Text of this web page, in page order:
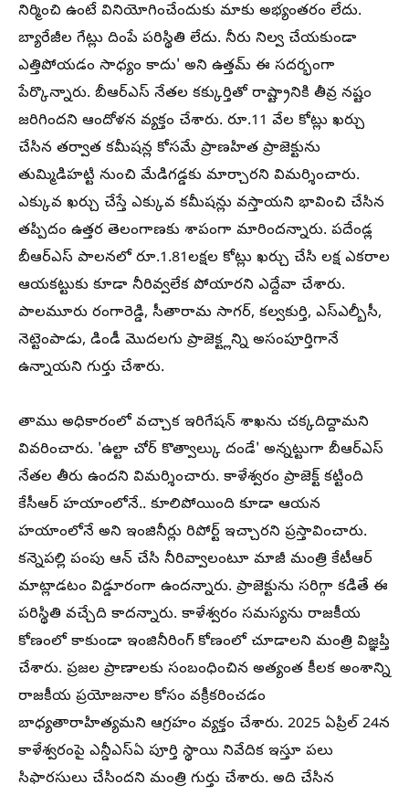
నిర్మించి ఉంటే వినియోగించేందుకు మాకు అభ్యంతరం లేదు.
బ్యారేజీల గేట్లు దింపే పరిస్థితి లేదు. నీరు నిల్వ చేయకుండా
ఎత్తిపోయడం సాధ్యం కాదు' అని ఉత్తమ్ ఈ సదర్భంగా
పేర్కొన్నారు. బీఆర్ఎస్ నేతల కక్కుర్తితో రాష్ట్రానికి తీవ్ర నష్టం
జరిగిందని ఆందోళన వ్యక్తం చేశారు. రూ.11 వేల కోట్లు ఖర్చు
చేసిన తర్వాత కమీషన్ల కోసమే ప్రాణహిత ప్రాజెక్టును
తుమ్మిడిహట్టి నుంచి మేడిగడ్డకు మార్చారని విమర్శించారు.
ఎక్కువ ఖర్చు చేస్తే ఎక్కువ కమీషన్లు వస్తాయని భావించి చేసిన
తప్పిదం ఉత్తర తెలంగాణకు శాపంగా మారిందన్నారు. పదేండ్ల
బీఆర్ఎస్ పాలనలో రూ.1.81లక్షల కోట్లు ఖర్చు చేసి లక్ష‍ ఎకరాల
ఆయకట్టుకు కూడా నీరివ్వలేక పోయారని ఎద్దేవా చేశారు.
పాలమూరు రంగారెడ్డి, సీతారామ సాగర్, కల్వకుర్తి, ఎస్ఎల్బీసీ,
నెట్టెంపాడు, డిండీ మొదలగు ప్రాజెక్ట్లన్ని అసంపూర్తిగానే
ఉన్నాయని గుర్తు చేశారు.
తాము అధికారంలో వచ్చాక ఇరిగేషన్ శాఖను చక్కదిద్దామని
వివరించారు. 'ఉల్టా చోర్ కొత్వాల్కు దండే' అన్నట్టుగా బీఆర్ఎస్
నేతల తీరు ఉందని విమర్శించారు. కాళేశ్వరం ప్రాజెక్ట్ కట్టింది
కేసీఆర్ హయాంలోనే.. కూలిపోయింది కూడా ఆయన
హయాంలోనే అని ఇంజినీర్లు రిపోర్ట్ ఇచ్చారని ప్రస్తావించారు.
కన్నెపల్లి పంపు ఆన్ చేసి నీరివ్వాలంటూ మాజీ మంత్రి కేటీఆర్
మాట్లాడటం విడ్డూరంగా ఉందన్నారు. ప్రాజెక్టును సరిగ్గా కడితే ఈ
పరిస్థితి వచ్చేది కాదన్నారు. కాళేశ్వరం సమస్యను రాజకీయ
కోణంలో కాకుండా ఇంజినీరింగ్ కోణంలో చూడాలని మంత్రి విజ్ఞప్తి
చేశారు. ప్రజల ప్రాణాలకు సంబంధించిన అత్యంత కీలక అంశాన్ని
రాజకీయ ప్రయోజనాల కోసం వక్రీకరించడం
బాధ్యతారాహిత్యమని ఆగ్రహం వ్యక్తం చేశారు. 2025 ఏప్రిల్ 24న
కాళేశ్వరంపై ఎన్డీఎస్ఏ పూర్తి స్థాయి నివేదిక ఇస్తూ పలు
సిఫారసులు చేసిందని మంత్రి గుర్తు చేశారు. అది చేసిన